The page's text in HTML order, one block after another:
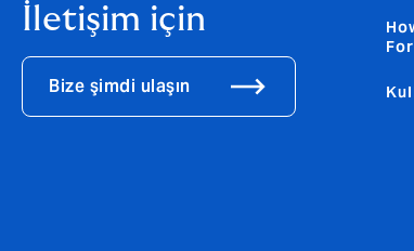
İletişim için
Bize şimdi ulaşın